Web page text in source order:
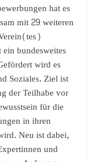
hat es
mit 29 weiteren
bundesweites
wird es
Soziales. Ziel ist
der Teilhabe vor
für die
in ihren
Neu ist dabei,
und